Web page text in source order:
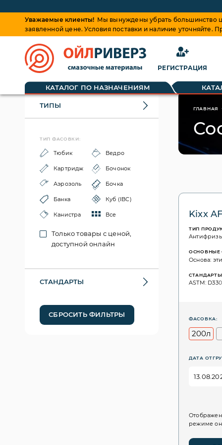
Уважаемые клиенты! Мы вынуждены убрать большинство
заявленной цене. Условия поставки и наличие
РЕГИСТРАЦИЯ
КАТАЛОГ ПО НАЗНАЧЕНИЯМ
ТИПЫ
ТИП ФАСОВКИ:
Тюбик Ведро
Картридж Бочонок
Аэрозоль Бочка
Банка Куб (IBC)
Канистра Все
Только товары с ценой,
доступной онлайн
СТАНДАРТЫ
СБРОСИТЬ ФИЛЬТРЫ
ГЛАВНАЯ
Kixx
ТИП
ОСНОВНЫЕ
Основа:
СТАНДАРТЫ
ASTM:
ФАСОВКА:
200л
ДАТА
режиме